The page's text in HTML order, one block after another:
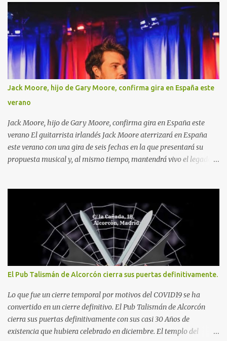
actualidad, que van desde la guerra, a la inteligencia artificial
pasando por el amor, la cerveza y el buen rollo.
Jack Moore, hijo de Gary Moore, confirma gira en España este
verano
Jack Moore, hijo de Gary Moore, confirma gira en España este
verano El guitarrista irlandés Jack Moore aterrizará en España
este verano con una gira de seis fechas en la que presentará su
propuesta musical y, al mismo tiempo, mantendrá vivo el legado
El Pub Talismán de Alcorcón cierra sus puertas definitivamente.
Lo que fue un cierre temporal por motivos del COVID19 se ha
convertido en un cierre definitivo. El Pub Talismán de Alcorcón
cierra sus puertas definitivamente con sus casi 30 Años de
existencia que hubiera celebrado en diciembre. El templo del